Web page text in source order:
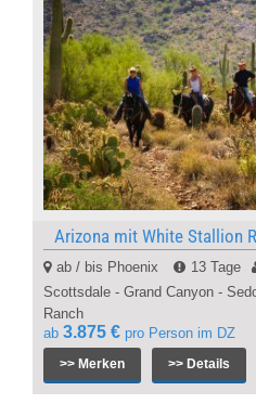
Arizona mit White Stallion
ab / bis Phoenix 13 Tage
Scottsdale - Grand Canyon -
Ranch
ab 3.875 € pro Person im DZ
>> Merken >> Details